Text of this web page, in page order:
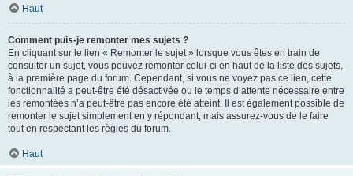
Haut
Comment puis-je remonter mes sujets ?
En cliquant sur le lien « Remonter le sujet » lorsque vous êtes en train de
consulter un sujet, vous pouvez remonter celui-ci en haut de la liste des sujets,
à la première page du forum. Cependant, si vous ne voyez pas ce lien, cette
fonctionnalité a peut-être été désactivée ou le temps d’attente nécessaire entre
les remontées n’a peut-être pas encore été atteint. Il est également possible de
remonter le sujet simplement en y répondant, mais assurez-vous de le faire
tout en respectant les règles du forum.
Haut